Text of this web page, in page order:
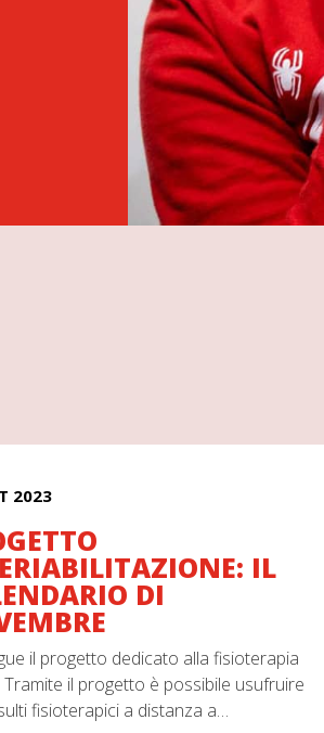
2023
IL
DI
il progetto dedicato alla fisioterapia
Tramite il progetto è possibile usufruire
fisioterapici a distanza a…